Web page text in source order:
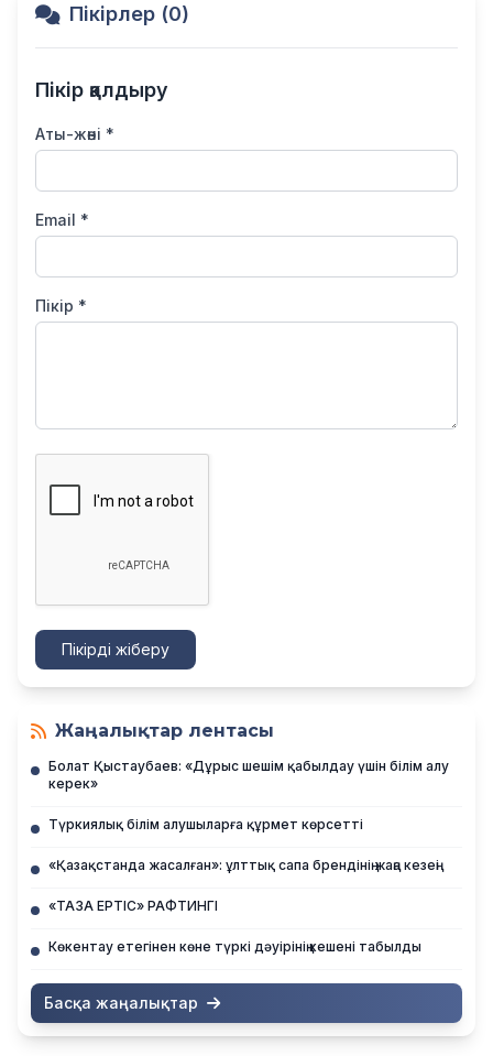
Пікірлер (0)
Пікір қалдыру
Аты-жөні *
Email *
Пікір *
Пікірді жіберу
Жаңалықтар лентасы
Болат Қыстаубаев: «Дұрыс шешім қабылдау үшін білім алу
керек»
Түркиялық білім алушыларға құрмет көрсетті
«Қазақстанда жасалған»: ұлттық сапа брендінің жаңа кезеңі
«ТАЗА ЕРТІС» РАФТИНГІ
Көкентау етегінен көне түркі дәуірінің кешені табылды
Басқа жаңалықтар